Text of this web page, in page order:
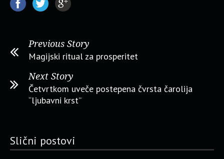
Previous Story
Magijski ritual za prosperitet
Next Story
Četvrtkom uveče postepena čvrsta čarolija
“ljubavni krst”
Slični postovi